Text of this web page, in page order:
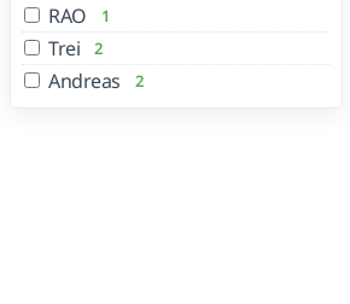
RAO 1
Trei 2
Andreas 2